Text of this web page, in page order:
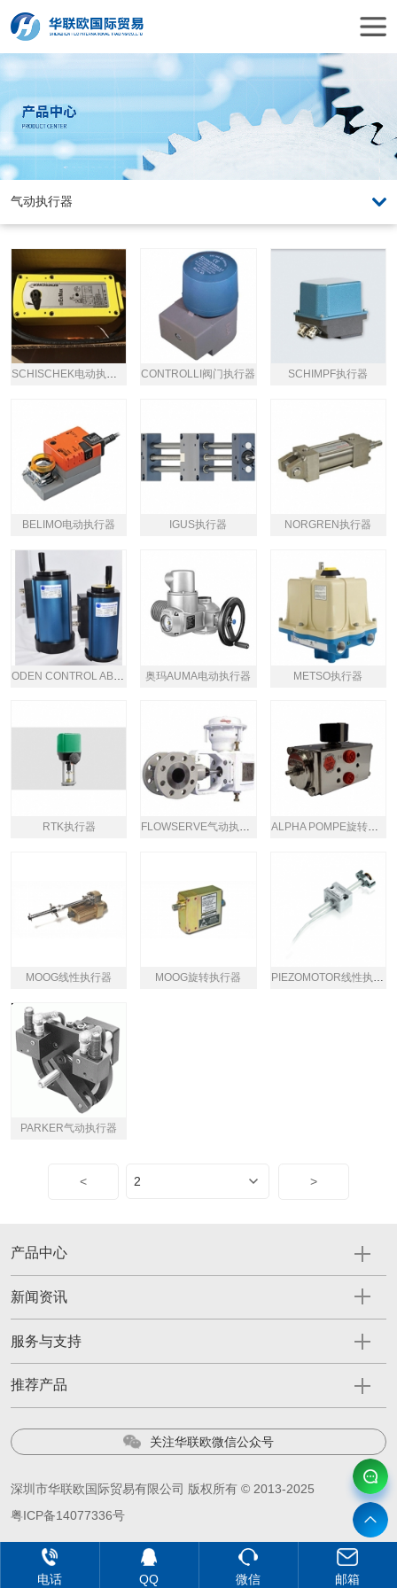
SCHISCHEK电动执行器 CONTROLLI阀门执行器 SCHIMPF执行器
BELIMO电动执行器 IGUS执行器 NORGREN执行器
ODEN CONTROL AB电动执行器 奥玛AUMA电动执行器 METSO执行器
RTK执行器 FLOWSERVE气动执行器 ALPHA POMPE旋转气动执行器
MOOG线性执行器 MOOG旋转执行器 PIEZOMOTOR线性执行器N-422系列
PARKER气动执行器
< >
产品中心
新闻资讯
服务与支持
推荐产品
关注华联欧微信公众号
深圳市华联欧国际贸易有限公司 版权所有 © 2013-2025
粤ICP备14077336号
电话 QQ 微信 邮箱